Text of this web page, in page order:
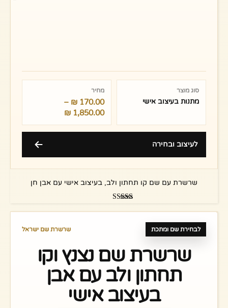
סוג מוצר
מתנות בעיצוב אישי
מחיר
170.00
₪
–
1,850.00
₪
לעיצוב ובחירה
שרשרת עם שם קו תחתון ולב, בעיצוב אישי עם אבן חן
4.88
לבחירת שם ומתכת שרשרת שם ישראל
שרשרת שם נצנץ וקו
תחתון ולב עם אבן
בעיצוב אישי